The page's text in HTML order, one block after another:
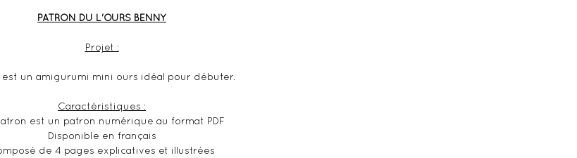
PATRON DU L'OURS BENNY
Projet :
est un amigurumi mini ours idéal pour débuter.
Caractéristiques :
est un patron numérique au format PDF
Disponible en français
de 4 pages explicatives et illustrées